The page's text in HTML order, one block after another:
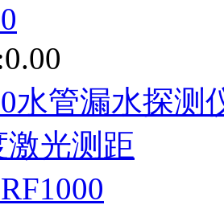
水管漏水探测